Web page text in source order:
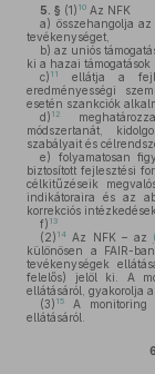
5. § (1) 10 Az NFK
a) összehangolja
tevékenységet,
b) az uniós
ki a hazai
c) 11
ellátja a
eredményességi
esetén szankciók
d) 12
módszertanát,
szabályait és
e) folyamatosan
biztosított fejlesztési
célkitűzéseik
indikátoraira és az
korrekciós
f) 13
(2) 14 Az NFK – az
különösen a FAIR-
tevékenységek
felelős) jelöl ki. A
ellátásáról, gyakorolja
(3) 15
A monitoring
ellátásáról.
6.